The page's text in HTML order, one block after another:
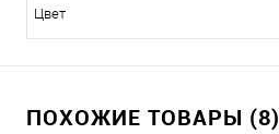
Цвет
ПОХОЖИЕ ТОВАРЫ (8)